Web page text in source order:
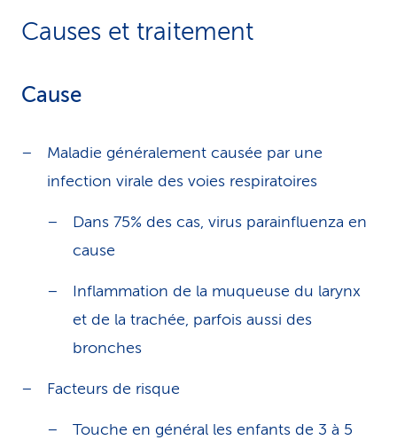
Causes et traitement
Cause
Maladie généralement causée par une
infection virale des voies respiratoires
Dans 75% des cas, virus parainfluenza en
cause
Inflammation de la muqueuse du larynx
et de la trachée, parfois aussi des
bronches
Facteurs de risque
Touche en général les enfants de 3 à 5